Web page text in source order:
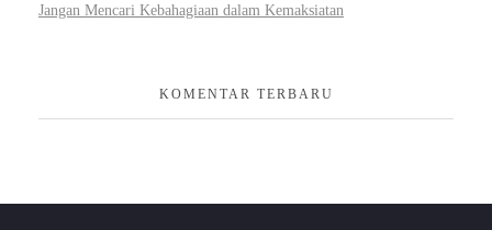
Jangan Mencari Kebahagiaan dalam Kemaksiatan
KOMENTAR TERBARU